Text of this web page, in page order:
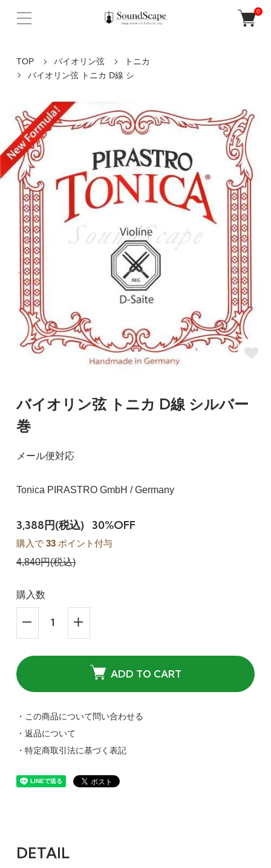
0
TOP バイオリン弦
トニカ
バイオリン弦 トニカ D線 シ
バイオリン弦 トニカ D線 シルバー
巻
メール便対応
Tonica PIRASTRO GmbH / Germany
3,388円(税込) 30%OFF
購入で 33ポイント付与
4,840円(税込)
購入数
ADD TO CART
・この商品について問い合わせる
・返品について
・特定商取引法に基づく表記
DETAIL